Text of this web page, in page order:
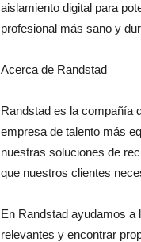
aislamiento digital para
profesional más sano y
Acerca de Randstad
Randstad es la compañía
empresa de talento más
nuestras soluciones de
que nuestros clientes
En Randstad ayudamos a
relevantes y encontrar